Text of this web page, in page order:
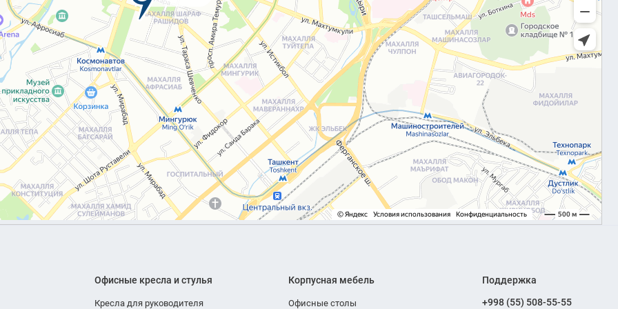
Офисные кресла и стулья
Кресла для руководителя
Корпусная мебель
Офисные столы
Поддержка
+998 (55) 508-55-55